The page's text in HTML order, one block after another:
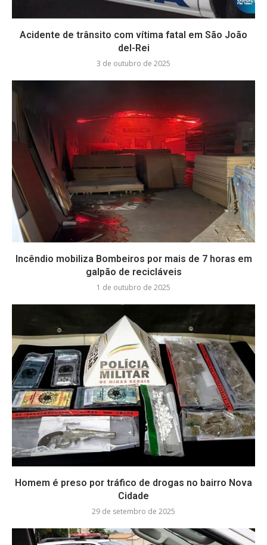
Acidente de trânsito com vítima fatal em São João
del-Rei
3 de outubro de 2025
Incêndio mobiliza Bombeiros por mais de 7 horas em
galpão de recicláveis
1 de outubro de 2025
Homem é preso por tráfico de drogas no bairro Nova
Cidade
29 de setembro de 2025